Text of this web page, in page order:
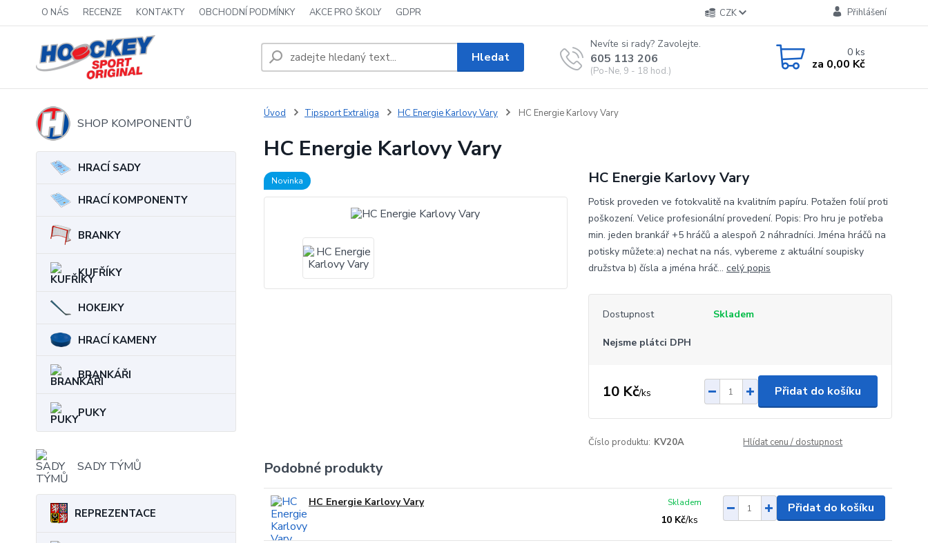
O NÁS RECENZE KONTAKTY OBCHODNÍ PODMÍNKY AKCE PRO ŠKOLY GDPR CZK Přihlášení
Hledat
Nevíte si rady? Zavolejte.
605 113 206
(Po-Ne, 9 - 18 hod.)
0ks
za 0,00 Kč
SHOP KOMPONENTŮ
HRACÍ SADY
HRACÍ KOMPONENTY
BRANKY
KUFŘÍKY
HOKEJKY
HRACÍ KAMENY
BRANKÁŘI
PUKY
SADY TÝMŮ
REPREZENTACE
Úvod Tipsport Extraliga HC Energie Karlovy Vary HC Energie Karlovy Vary
HC Energie Karlovy Vary
Novinka HC Energie Karlovy Vary
Potisk proveden ve fotokvalitě na kvalitním papíru. Potažen folií proti
poškození. Velice profesionální provedení. Popis: Pro hru je potřeba
min. jeden brankář +5 hráčů a alespoň 2 náhradníci. Jména hráčů na
potisky můžete:a) nechat na nás, vybereme z aktuální soupisky
družstva b) čísla a jména hráč... celý popis
Dostupnost Skladem
Nejsme plátci DPH
10 Kč/ks Přidat do košíku
Číslo produktu: KV20A Hlídat cenu / dostupnost
Podobné produkty
HC Energie Karlovy Vary
10 Kč/ks
Skladem Přidat do košíku